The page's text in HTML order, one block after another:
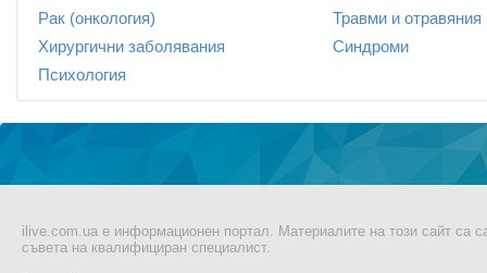
Рак (онкология)
Травми и отравяния
Хирургични заболявания
Синдроми
Психология
ilive.com.ua е информационен портал. Материалите на този сайт са
съвета на квалифициран специалист.